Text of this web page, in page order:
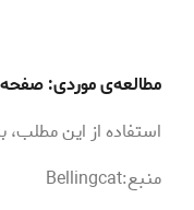
مطالعه‌­ی موردی:
استفاده از این مطلب،
منبع:Bellingcat